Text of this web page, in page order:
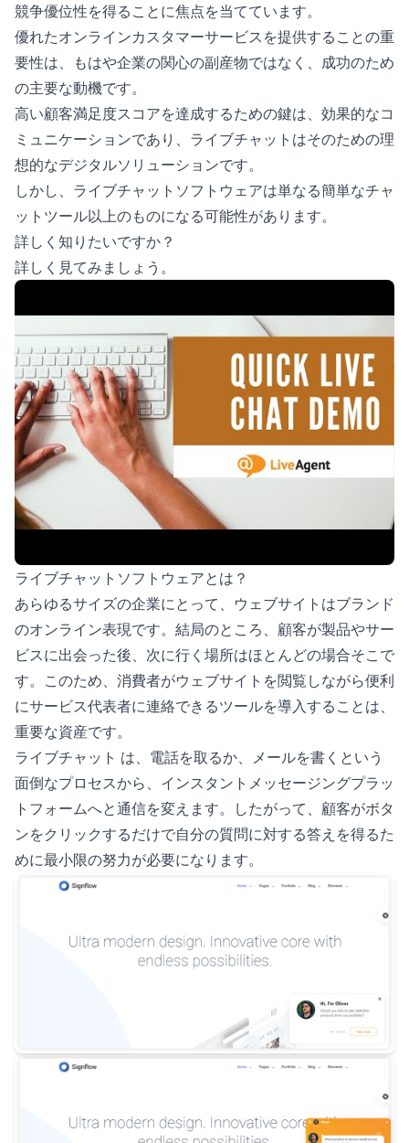
競争優位性を得ることに焦点を当てています。
優れたオンラインカスタマーサービスを提供することの重
要性は、もはや企業の関心の副産物ではなく、成功のため
の主要な動機です。
高い顧客満足度スコアを達成するための鍵は、効果的なコ
ミュニケーションであり、ライブチャットはそのための理
想的なデジタルソリューションです。
しかし、ライブチャットソフトウェアは単なる簡単なチャ
ットツール以上のものになる可能性があります。
詳しく知りたいですか？
詳しく見てみましょう。
ライブチャットソフトウェアとは？
あらゆるサイズの企業にとって、ウェブサイトはブランド
のオンライン表現です。結局のところ、顧客が製品やサー
ビスに出会った後、次に行く場所はほとんどの場合そこで
す。このため、消費者がウェブサイトを閲覧しながら便利
にサービス代表者に連絡できるツールを導入することは、
重要な資産です。
ライブチャット は、電話を取るか、メールを書くという
面倒なプロセスから、インスタントメッセージングプラッ
トフォームへと通信を変えます。したがって、顧客がボタ
ンをクリックするだけで自分の質問に対する答えを得るた
めに最小限の努力が必要になります。